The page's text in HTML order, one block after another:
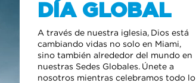
DÍA GLOBAL
A través de nuestra iglesia, Dios está
cambiando vidas no solo en Miami,
sino también alrededor del mundo en
nuestras Sedes Globales. Únete a
nosotros mientras celebramos todo lo